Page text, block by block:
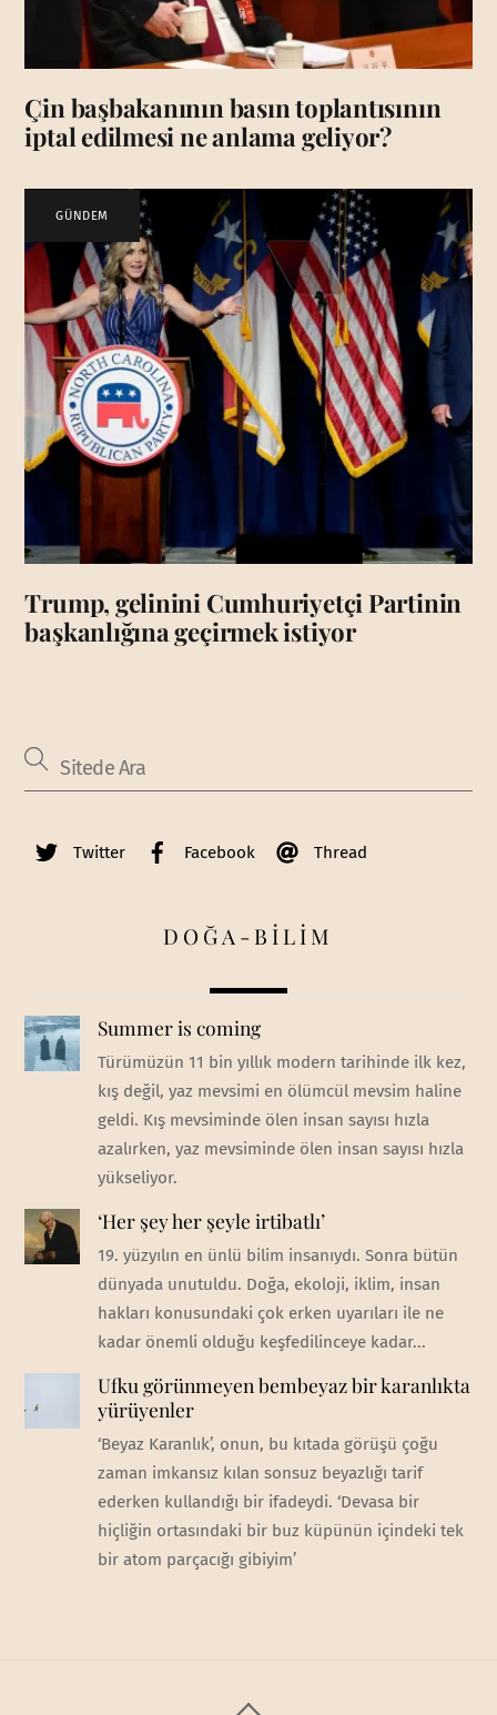
Çin başbakanının basın toplantısının
iptal edilmesi ne anlama geliyor?
GÜNDEM
Trump, gelinini Cumhuriyetçi Partinin
başkanlığına geçirmek istiyor
Twitter Facebook Thread
DOĞA-BİLİM
Summer is coming
Türümüzün 11 bin yıllık modern tarihinde ilk kez,
kış değil, yaz mevsimi en ölümcül mevsim haline
geldi. Kış mevsiminde ölen insan sayısı hızla
azalırken, yaz mevsiminde ölen insan sayısı hızla
yükseliyor.
‘Her şey her şeyle irtibatlı’
19. yüzyılın en ünlü bilim insanıydı. Sonra bütün
dünyada unutuldu. Doğa, ekoloji, iklim, insan
hakları konusundaki çok erken uyarıları ile ne
kadar önemli olduğu keşfedilinceye kadar...
Ufku görünmeyen bembeyaz bir karanlıkta
yürüyenler
‘Beyaz Karanlık’, onun, bu kıtada görüşü çoğu
zaman imkansız kılan sonsuz beyazlığı tarif
ederken kullandığı bir ifadeydi. ‘Devasa bir
hiçliğin ortasındaki bir buz küpünün içindeki tek
bir atom parçacığı gibiyim’